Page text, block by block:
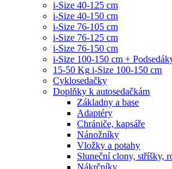
i-Size 40-125 cm
i-Size 40-150 cm
i-Size 76-105 cm
i-Size 76-125 cm
i-Size 76-150 cm
i-Size 100-150 cm +
15-50 Kg i-Size 100-150 cm
Cyklosedačky
Doplňky k autosedačkám
Základny a base
Adaptéry
Chrániče, kapsáře
Nánožníky
Vložky a potahy
Sluneční clony, stříšky,
Nákrčníky